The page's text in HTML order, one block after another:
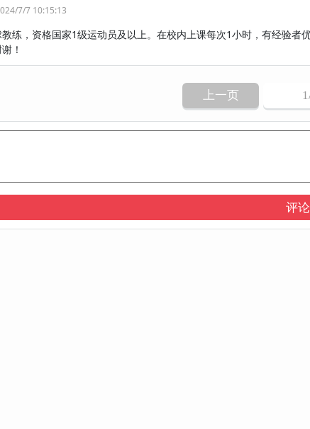
7/7 10:15:13
练，资格国家1级运动员及以上。在校内上课每次1小时，有经验
！
上一页 1